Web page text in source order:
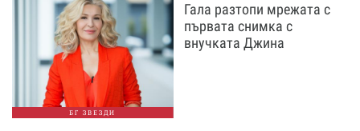
БГ ЗВЕЗДИ
Гала разтопи мрежата с
първата снимка с
внучката Джина